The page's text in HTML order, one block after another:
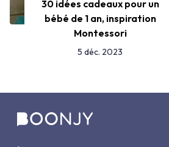
30 idées cadeaux pour un
bébé de 1 an, inspiration
Montessori
5 déc. 2023